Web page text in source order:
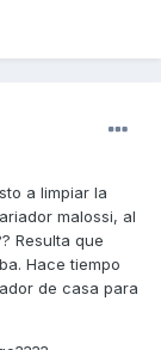
a limpiar la
malossi, al
Resulta que
Hace tiempo
de casa para